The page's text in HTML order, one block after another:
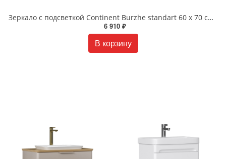
Зеркало с подсветкой Continent Burzhe standart 60 x 70 см ЗЛП531
6 910 ₽
В корзину